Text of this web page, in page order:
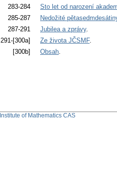
283-284
Sto let od narození
285-287
Nedožité
287-291
Jubilea a zprávy.
291-[300a]
Ze života JČSMF.
[300b]
Obsah.
Institute of Mathematics CAS